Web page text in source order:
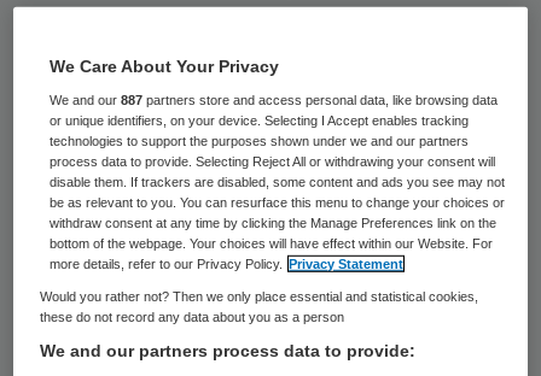
is de AWBZ steeds verder verbreed,
waardoor steeds meer mensen er gebruik
van konden maken. Als er dan over de hele
breedte wordt bezuinigd zie je juist bij de
doelgroep voor wie de AWBZ oorspronkelijk
bedoeld was en die helemaal niets aan die
groei kan doen, de zorg verschralen.”
Ouderwets
We Care About Your Privacy
We and our887 partners store and access personal data, like browsing data
or unique identifiers, on your device. Selecting I Accept enables tracking
technologies to support the purposes shown under we and our partners
process data to provide. Selecting Reject All or withdrawing your consent will
disable them. If trackers are disabled, some content and ads you see may not
be as relevant to you. You can resurface this menu to change your choices or
withdraw consent at any time by clicking the Manage Preferences link on the
bottom of the webpage. Your choices will have effect within our Website. For
more details, refer to our Privacy Policy.
Privacy Statement
Would you rather not? Then we only place essential and statistical cookies,
these do not record any data about you as a person
We and our partners process data to provide: